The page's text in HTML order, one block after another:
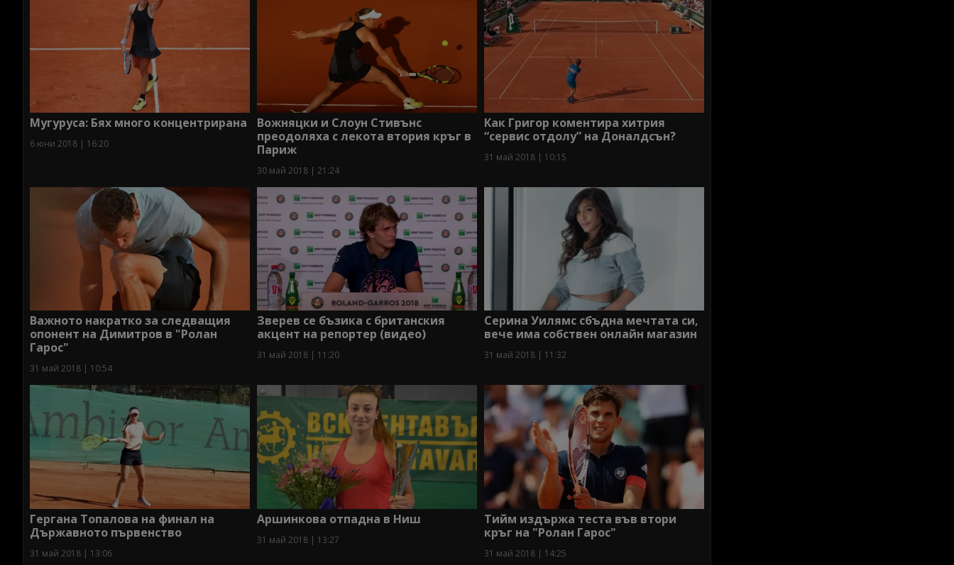
Мугуруса: Бях много концентрирана
6 юни 2018 | 16:20
Вожняцки и Слоун Стивънс
преодоляха с лекота втория кръг в
Париж
30 май 2018 | 21:24
Как Григор коментира хитрия
“сервис отдолу” на Доналдсън?
31 май 2018 | 10:15
Важното накратко за следващия
опонент на Димитров в "Ролан
Гарос"
31 май 2018 | 10:54
Зверев се бъзика с британския
акцент на репортер (видео)
31 май 2018 | 11:20
Серина Уилямс сбъдна мечтата си,
вече има собствен онлайн магазин
31 май 2018 | 11:32
Гергана Топалова на финал на
Държавното първенство
31 май 2018 | 13:06
Аршинкова отпадна в Ниш
31 май 2018 | 13:27
Тийм издържа теста във втори
кръг на "Ролан Гарос"
31 май 2018 | 14:25